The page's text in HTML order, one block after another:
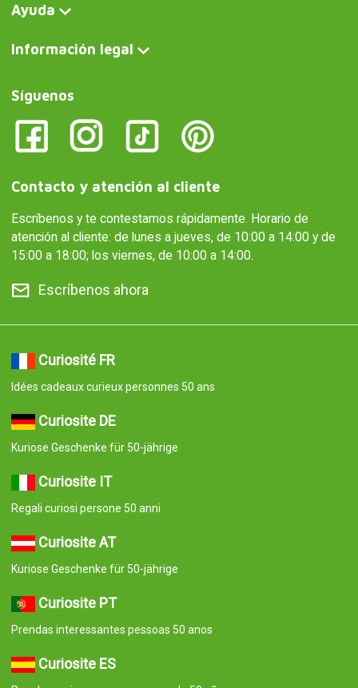
Ayuda
Información legal
Síguenos
Contacto y atención al cliente
Escríbenos y te contestamos rápidamente. Horario de
atención al cliente: de lunes a jueves, de 10:00 a 14:00 y de
15:00 a 18:00; los viernes, de 10:00 a 14:00.
Escríbenos ahora
Curiosité FR
Idées cadeaux curieux personnes 50 ans
Curiosite DE
Kuriose Geschenke für 50-jährige
Curiosite IT
Regali curiosi persone 50 anni
Curiosite AT
Kuriose Geschenke für 50-jährige
Curiosite PT
Prendas interessantes pessoas 50 anos
Curiosite ES